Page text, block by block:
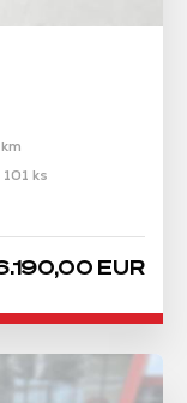
ks
EUR